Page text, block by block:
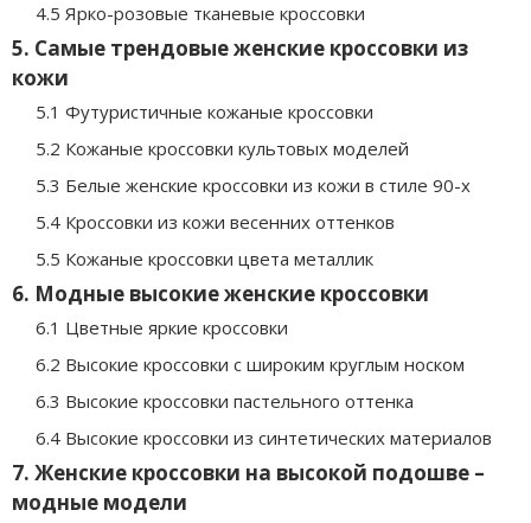
4.5 Ярко-розовые тканевые кроссовки
5. Самые трендовые женские кроссовки из
кожи
5.1 Футуристичные кожаные кроссовки
5.2 Кожаные кроссовки культовых моделей
5.3 Белые женские кроссовки из кожи в стиле 90-х
5.4 Кроссовки из кожи весенних оттенков
5.5 Кожаные кроссовки цвета металлик
6. Модные высокие женские кроссовки
6.1 Цветные яркие кроссовки
6.2 Высокие кроссовки с широким круглым носком
6.3 Высокие кроссовки пастельного оттенка
6.4 Высокие кроссовки из синтетических материалов
7. Женские кроссовки на высокой подошве –
модные модели